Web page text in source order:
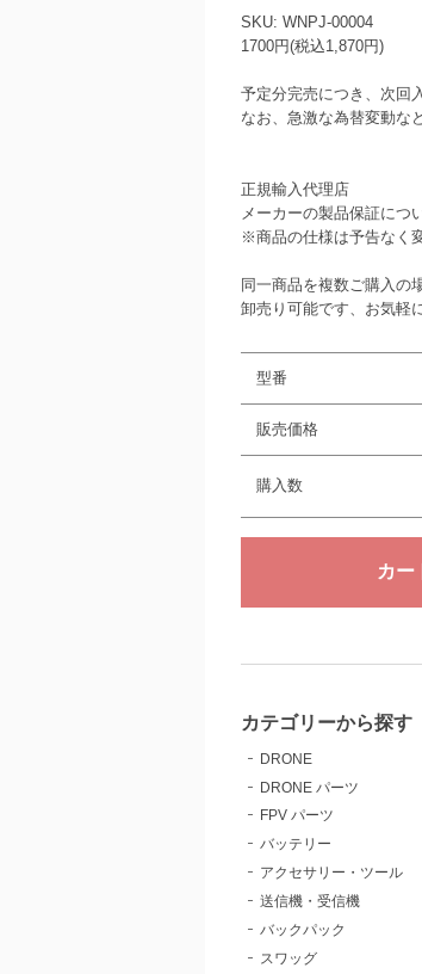
SKU: WNPJ-00004
1700円(税込1,870円)
予定分完売につき、次回
なお、急激な為替変動な
正規輸入代理店
メーカーの製品保証につ
※商品の仕様は予告なく
同一商品を複数ご購入の
卸売り可能です、お気軽
型番
販売価格
購入数
カテゴリーから探す
DRONE
DRONE パーツ
FPV パーツ
バッテリー
アクセサリー・ツール
送信機・受信機
バックパック
スワッグ